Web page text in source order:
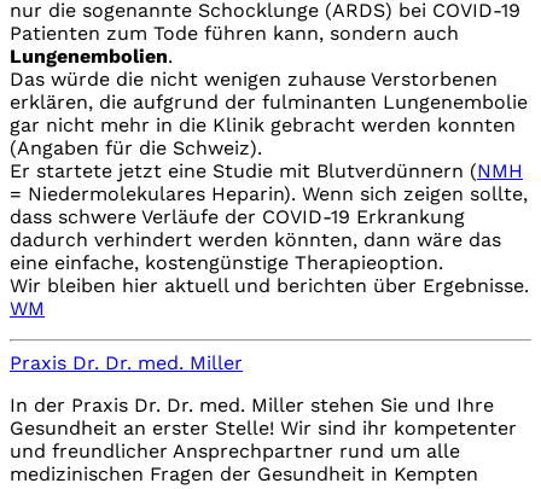
nur die sogenannte Schocklunge (ARDS) bei COVID-19
Patienten zum Tode führen kann, sondern auch
Lungenembolien.
Das würde die nicht wenigen zuhause Verstorbenen
erklären, die aufgrund der fulminanten Lungenembolie
gar nicht mehr in die Klinik gebracht werden konnten
(Angaben für die Schweiz).
Er startete jetzt eine Studie mit Blutverdünnern (NMH
= Niedermolekulares Heparin). Wenn sich zeigen sollte,
dass schwere Verläufe der COVID-19 Erkrankung
dadurch verhindert werden könnten, dann wäre das
eine einfache, kostengünstige Therapieoption.
Wir bleiben hier aktuell und berichten über Ergebnisse.
WM
Praxis Dr. Dr. med. Miller
In der Praxis Dr. Dr. med. Miller stehen Sie und Ihre
Gesundheit an erster Stelle! Wir sind ihr kompetenter
und freundlicher Ansprechpartner rund um alle
medizinischen Fragen der Gesundheit in Kempten